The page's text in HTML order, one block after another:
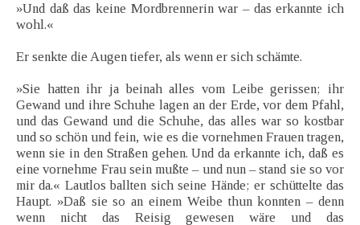
»Und daß das keine Mordbrennerin war – das erkannte ich
wohl.«
Er senkte die Augen tiefer, als wenn er sich schämte.
»Sie hatten ihr ja beinah alles vom Leibe gerissen; ihr
Gewand und ihre Schuhe lagen an der Erde, vor dem Pfahl,
und das Gewand und die Schuhe, das alles war so kostbar
und so schön und fein, wie es die vornehmen Frauen tragen,
wenn sie in den Straßen gehen. Und da erkannte ich, daß es
eine vornehme Frau sein mußte – und nun – stand sie so vor
mir da.« Lautlos ballten sich seine Hände; er schüttelte das
Haupt. »Daß sie so an einem Weibe thun konnten – denn
wenn nicht das Reisig gewesen wäre und das